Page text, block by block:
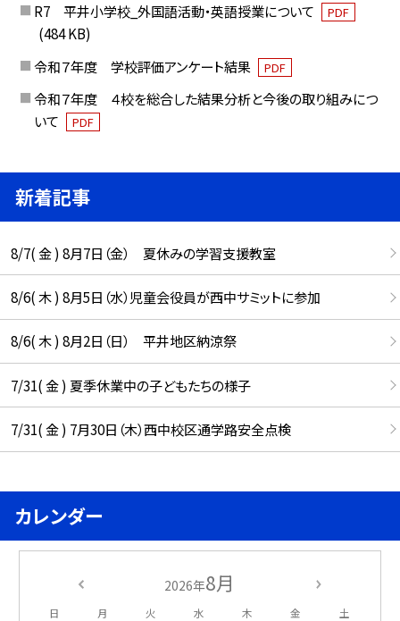
R7 平井小学校_外国語活動・英語授業について PDF
(484 KB)
令和７年度 学校評価アンケート結果
PDF
令和７年度 ４校を総合した結果分析と今後の取り組みにつ
いて
PDF
新着記事
8/7( 金 ) 8月7日（金） 夏休みの学習支援教室
8/6( 木 ) 8月5日（水）児童会役員が西中サミットに参加
8/6( 木 ) 8月2日（日） 平井地区納涼祭
7/31( 金 ) 夏季休業中の子どもたちの様子
7/31( 金 ) 7月30日（木）西中校区通学路安全点検
カレンダー
2026年8月
日 月 火 水 木 金 土